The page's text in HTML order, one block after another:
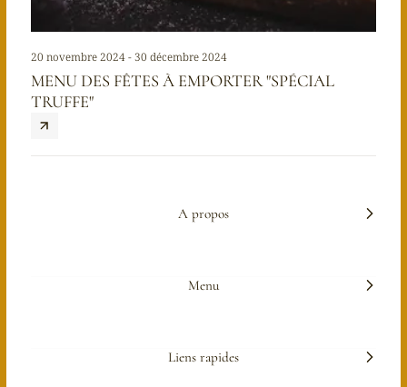
20 novembre 2024 - 30 décembre 2024
MENU DES FÊTES À EMPORTER "SPÉCIAL
TRUFFE"
A propos
Menu
Liens rapides